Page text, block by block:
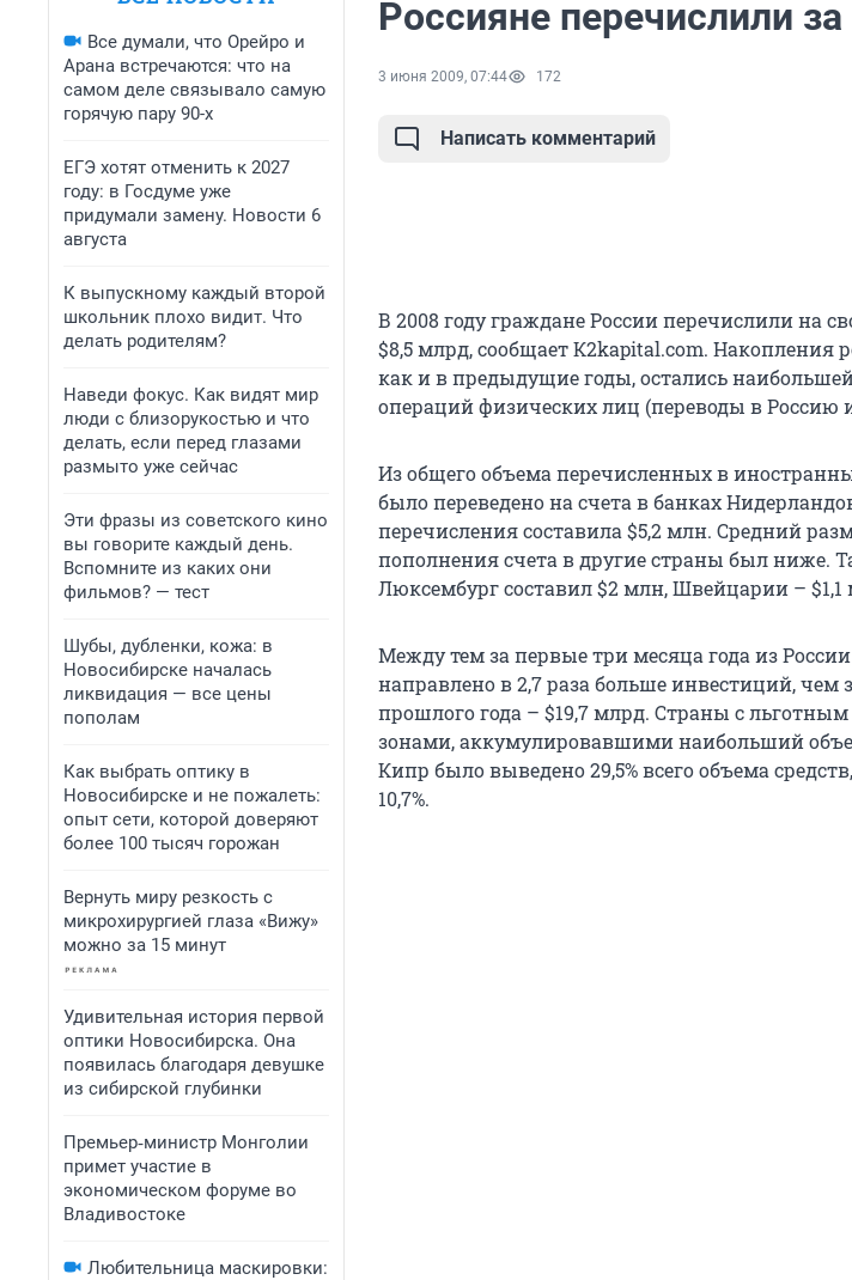
Все думали, что Орейро и
Арана встречаются: что на
самом деле связывало самую
горячую пару 90-х
ЕГЭ хотят отменить к 2027
году: в Госдуме уже
придумали замену. Новости 6
августа
К выпускному каждый второй
школьник плохо видит. Что
делать родителям?
Наведи фокус. Как видят мир
люди с близорукостью и что
делать, если перед глазами
размыто уже сейчас
Эти фразы из советского кино
вы говорите каждый день.
Вспомните из каких они
фильмов? — тест
Шубы, дубленки, кожа: в
Новосибирске началась
ликвидация — все цены
пополам
Как выбрать оптику в
Новосибирске и не пожалеть:
опыт сети, которой доверяют
более 100 тысяч горожан
Вернуть миру резкость с
микрохирургией глаза «Вижу»
можно за 15 минут
Удивительная история первой
оптики Новосибирска. Она
появилась благодаря девушке
из сибирской глубинки
Премьер‑министр Монголии
примет участие в
экономическом форуме во
Владивостоке
Любительница маскировки:
Россияне перечислили
3 июня 2009, 07:44 172
Написать комментарий
В 2008 году граждане России перечислили на
$8,5 млрд, сообщает К2kapital.com. Накопления
как и в предыдущие годы, остались
операций физических лиц (переводы в Россию
Из общего объема перечисленных в
было переведено на счета в банках
перечисления составила $5,2 млн. Средний
пополнения счета в другие страны был ниже.
Люксембург составил $2 млн, Швейцарии – $1,1
Между тем за первые три месяца года из
направлено в 2,7 раза больше инвестиций, чем
прошлого года – $19,7 млрд. Страны с
зонами, аккумулировавшими наибольший
Кипр было выведено 29,5% всего объема
10,7%.